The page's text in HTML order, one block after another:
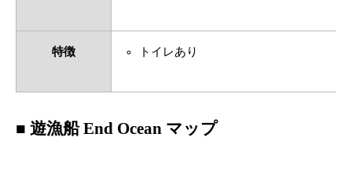
特徴 トイレあり
■ 遊漁船 End Ocean マップ